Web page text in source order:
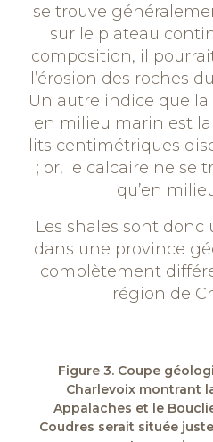
se trouve
sur le plateau
composition, il
l’érosion des roches
Un autre indice que la
en milieu marin est
lits centimétriques
; or, le calcaire ne se
qu’en
Les shales sont
dans une province
complètement
région de
Figure 3. Coupe
Charlevoix montrant
Appalaches et le
Coudres serait située